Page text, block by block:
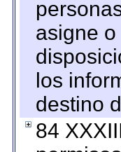
asigne
los
destino
84